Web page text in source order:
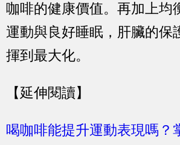
咖啡的健康價值。再加上均
運動與良好睡眠，肝臟的保
揮到最大化。
【延伸閱讀】
喝咖啡能提升運動表現嗎？